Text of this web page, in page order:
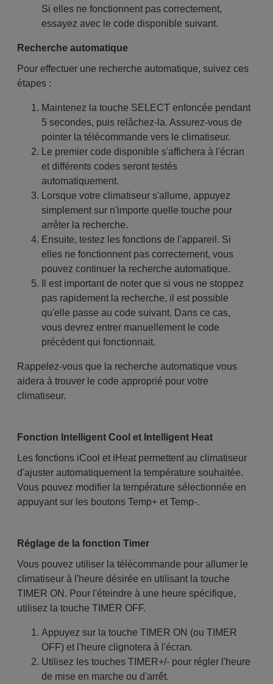
Si elles ne fonctionnent pas correctement,
essayez avec le code disponible suivant.
Recherche automatique
Pour effectuer une recherche automatique, suivez ces
étapes :
Maintenez la touche SELECT enfoncée pendant
5 secondes, puis relâchez-la. Assurez-vous de
pointer la télécommande vers le climatiseur.
Le premier code disponible s'affichera à l'écran
et différents codes seront testés
automatiquement.
Lorsque votre climatiseur s'allume, appuyez
simplement sur n'importe quelle touche pour
arrêter la recherche.
Ensuite, testez les fonctions de l'appareil. Si
elles ne fonctionnent pas correctement, vous
pouvez continuer la recherche automatique.
Il est important de noter que si vous ne stoppez
pas rapidement la recherche, il est possible
qu'elle passe au code suivant. Dans ce cas,
vous devrez entrer manuellement le code
précédent qui fonctionnait.
Rappelez-vous que la recherche automatique vous
aidera à trouver le code approprié pour votre
climatiseur.
Fonction Intelligent Cool et Intelligent Heat
Les fonctions iCool et iHeat permettent au climatiseur
d'ajuster automatiquement la température souhaitée.
Vous pouvez modifier la température sélectionnée en
appuyant sur les boutons Temp+ et Temp-.
Réglage de la fonction Timer
Vous pouvez utiliser la télécommande pour allumer le
climatiseur à l'heure désirée en utilisant la touche
TIMER ON. Pour l'éteindre à une heure spécifique,
utilisez la touche TIMER OFF.
Appuyez sur la touche TIMER ON (ou TIMER
OFF) et l'heure clignotera à l'écran.
Utilisez les touches TIMER+/- pour régler l'heure
de mise en marche ou d'arrêt.